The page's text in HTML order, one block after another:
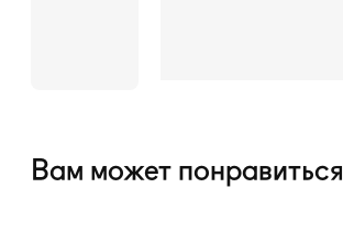
Вам может понравиться